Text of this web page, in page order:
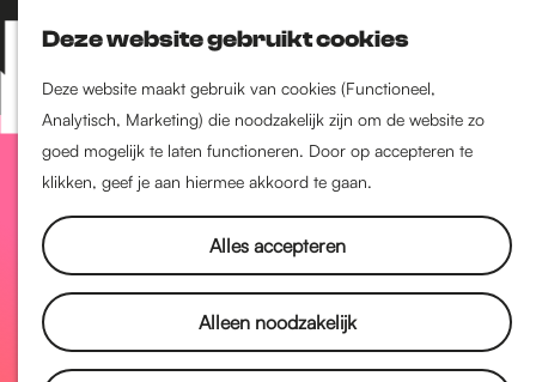
Deze website gebruikt cookies
Deze website maakt gebruik van cookies (Functioneel,
Analytisch, Marketing) die noodzakelijk zijn om de website zo
goed mogelijk te laten functioneren. Door op accepteren te
klikken, geef je aan hiermee akkoord te gaan.
Alles accepteren
Alleen noodzakelijk
Z
o
e
k
e
K
a
a
r
t
M
e
n
Nijmegen-Nieuw-West
Nijmegen-Oud-West
Dukenburg
Lindenholt
Historie
De oudste stad van
Nederland
Historische tijdlijn
Romeinse Limes
Vrede van Nijmegen Penning